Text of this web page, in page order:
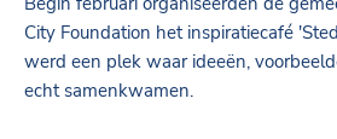
City Foundation het inspiratiecafé
werd een plek waar ideeën,
echt samenkwamen.